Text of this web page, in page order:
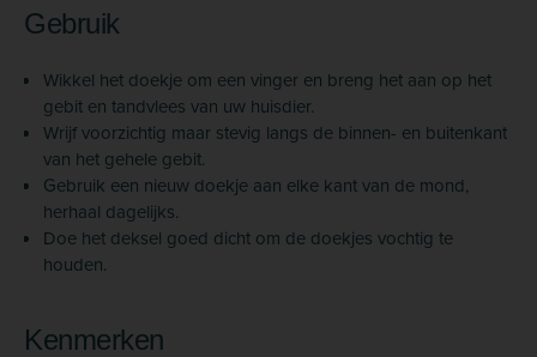
Gebruik
Wikkel het doekje om een vinger en breng het aan op het
gebit en tandvlees van uw huisdier.
Wrijf voorzichtig maar stevig langs de binnen- en buitenkant
van het gehele gebit.
Gebruik een nieuw doekje aan elke kant van de mond,
herhaal dagelijks.
Doe het deksel goed dicht om de doekjes vochtig te
houden.
Kenmerken